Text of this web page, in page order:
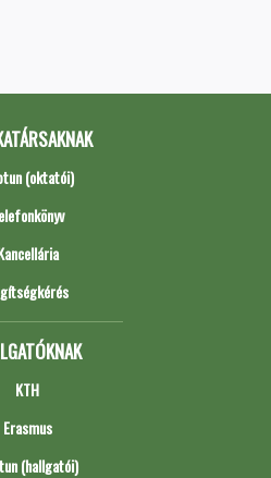
(oktatói)
KTH
Erasmus
(hallgatói)